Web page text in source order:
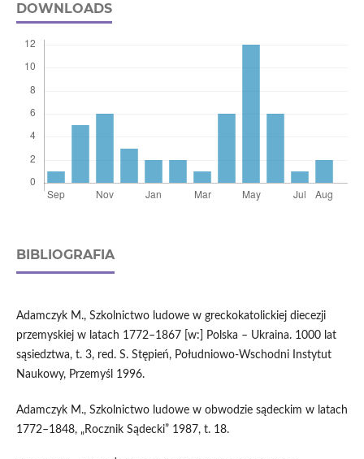
DOWNLOADS
BIBLIOGRAFIA
Adamczyk M., Szkolnictwo ludowe w greckokatolickiej diecezji
przemyskiej w latach 1772–1867 [w:] Polska – Ukraina. 1000 lat
sąsiedztwa, t. 3, red. S. Stępień, Południowo-Wschodni Instytut
Naukowy, Przemyśl 1996.
Adamczyk M., Szkolnictwo ludowe w obwodzie sądeckim w latach
1772–1848, „Rocznik Sądecki” 1987, t. 18.